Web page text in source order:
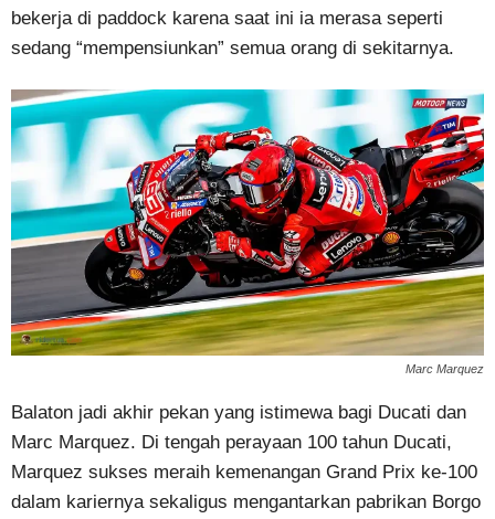
bekerja di paddock karena saat ini ia merasa seperti
sedang “mempensiunkan” semua orang di sekitarnya.
Marc Marquez
Balaton jadi akhir pekan yang istimewa bagi Ducati dan
Marc Marquez. Di tengah perayaan 100 tahun Ducati,
Marquez sukses meraih kemenangan Grand Prix ke-100
dalam kariernya sekaligus mengantarkan pabrikan Borgo